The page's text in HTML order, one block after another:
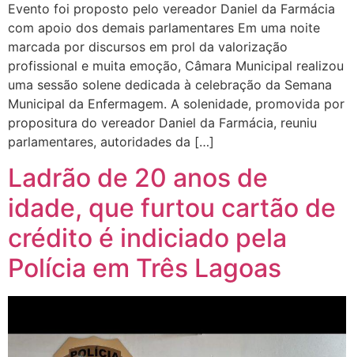
Evento foi proposto pelo vereador Daniel da Farmácia
com apoio dos demais parlamentares Em uma noite
marcada por discursos em prol da valorização
profissional e muita emoção, Câmara Municipal realizou
uma sessão solene dedicada à celebração da Semana
Municipal da Enfermagem. A solenidade, promovida por
propositura do vereador Daniel da Farmácia, reuniu
parlamentares, autoridades da […]
Ladrão de 20 anos de
idade, que furtou cartão de
crédito é indiciado pela
Polícia em Três Lagoas